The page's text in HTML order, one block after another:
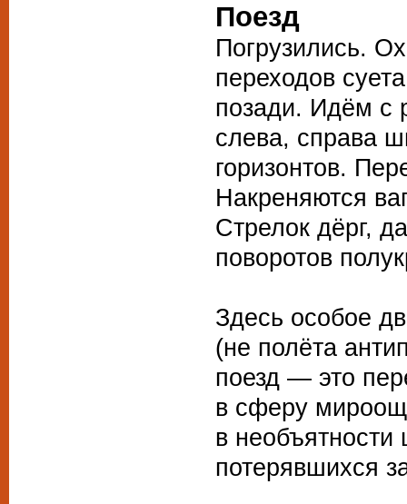
Поезд
Погрузились.
переходов суета
позади. Идём с
слева, справа
горизонтов.
Накреняются
Стрелок дёрг,
поворотов
Здесь особое
(не полёта
поезд — это
в сферу
в необъятности
потерявшихся